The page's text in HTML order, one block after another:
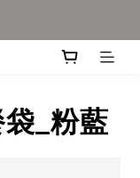
_粉藍